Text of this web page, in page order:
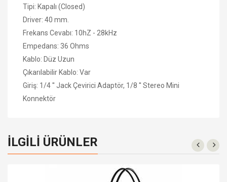
Tipi: Kapalı (Closed)
Driver: 40 mm.
Frekans Cevabı: 10hZ - 28kHz
Empedans: 36 Ohms
Kablo: Düz Uzun
Çıkarılabilir Kablo: Var
Giriş: 1/4 ′′ Jack Çevirici Adaptör, 1/8 ′′ Stereo Mini
Konnektör
İLGILI ÜRÜNLER